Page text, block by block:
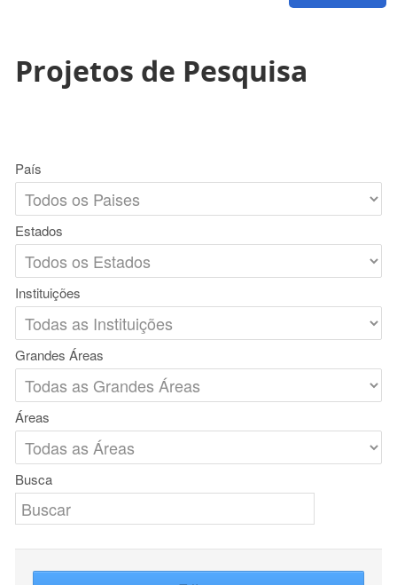
Projetos de Pesquisa
País
Estados
Instituições
Grandes Áreas
Áreas
Busca